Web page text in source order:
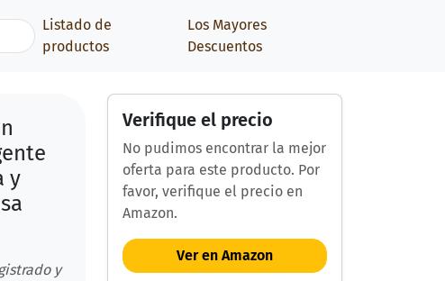
Listado de
productos
Los Mayores
Descuentos
y
y
Verifique el precio
No pudimos encontrar la mejor
oferta para este producto. Por
favor, verifique el precio en
Amazon.
Ver en Amazon